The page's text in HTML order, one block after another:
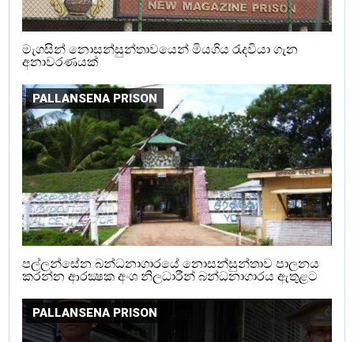
මැගසින් නොසන්සුන්තාවයෙන් මියගිය රැදවියා ගැන
අනාවරණයක්
PALLANSENA PRISON
පල්ලන්සේන බන්ධනාගාරයේ නොසන්සුන්තාව පාලනය
කරන්න ආරක්‍ෂක අංශ නිලධාරීන් බන්ධනාගාරය ඇතුළට
PALLANSENA PRISON